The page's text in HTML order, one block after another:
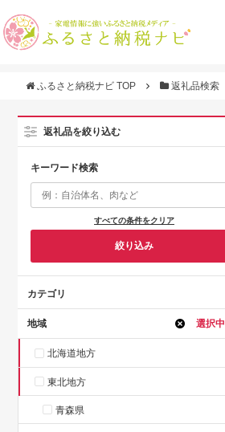
ふるさと納税ナビ TOP 返礼品検索
返礼品を絞り込む
キーワード検索
すべての条件をクリア
絞り込み
カテゴリ
地域 選択中
北海道地方
東北地方
青森県